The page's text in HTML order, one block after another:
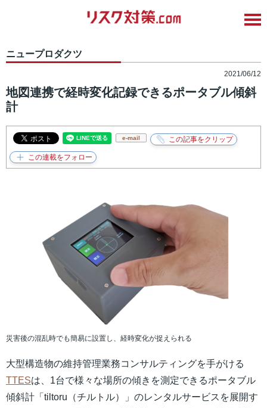
ニュープロダクツ
2021/06/12
地図連携で経時変化記録できるポータブル傾斜
計
e-mail
災害後の混乱時でも簡易に設置し、経時変化が捉えられる
大型構造物の維持管理業務コンサルティングを手がける
TTESは、1台で様々な場所の傾きを測定できるポータブル
傾斜計「tiltoru（チルトル）」のレンタルサービスを展開す